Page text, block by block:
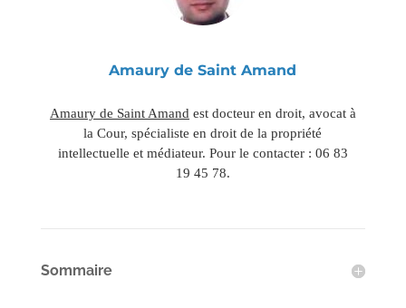
Amaury de Saint Amand
Amaury de Saint Amand est docteur en droit, avocat à
la Cour, spécialiste en droit de la propriété
intellectuelle et médiateur. Pour le contacter : 06 83
19 45 78.
Sommaire